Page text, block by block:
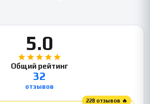
5.0
Общий рейтинг
32
отзывов
228 отзывов 🔥